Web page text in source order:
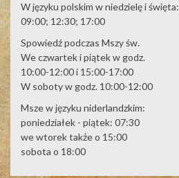
W języku polskim w niedzielę i święta:
09:00; 12:30; 17:00
Spowiedź podczas Mszy św.
We czwartek i piątek w godz.
10:00-12:00 i 15:00-17:00
W soboty w godz. 10:00-12:00
Msze w języku niderlandzkim:
poniedziałek - piątek: 07:30
we wtorek także o 15:00
sobota o 18:00